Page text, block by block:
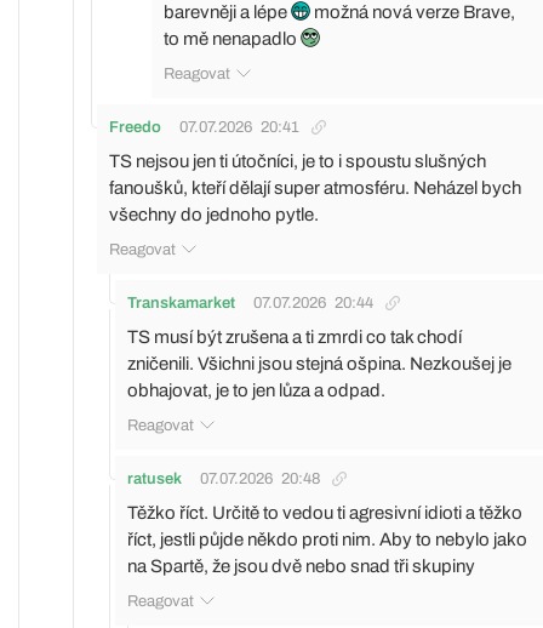
barevněji a lépe
možná nová verze Brave,
to mě nenapadlo
Reagovat
Freedo 07.07.2026 20:41
TS nejsou jen ti útočníci, je to i spoustu slušných
fanoušků, kteří dělají super atmosféru. Neházel bych
všechny do jednoho pytle.
Reagovat
Transkamarket 07.07.2026 20:44
TS musí být zrušena a ti zmrdi co tak chodí
zničenili. Všichni jsou stejná ošpina. Nezkoušej je
obhajovat, je to jen lůza a odpad.
Reagovat
ratusek 07.07.2026 20:48
Těžko říct. Určitě to vedou ti agresivní idioti a těžko
říct, jestli půjde někdo proti nim. Aby to nebylo jako
na Spartě, že jsou dvě nebo snad tři skupiny
Reagovat